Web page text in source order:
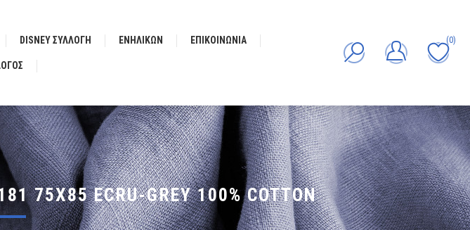
DISNEY ΣΥΛΛΟΓΗ ΕΝΗΛΙΚΩΝ ΕΠΙΚΟΙΝΩΝΊΑ (0)
75X85 ECRU-GREY 100% COTTON